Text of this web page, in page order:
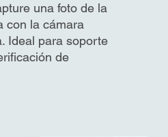
una foto de la
con la cámara
Ideal para soporte
de